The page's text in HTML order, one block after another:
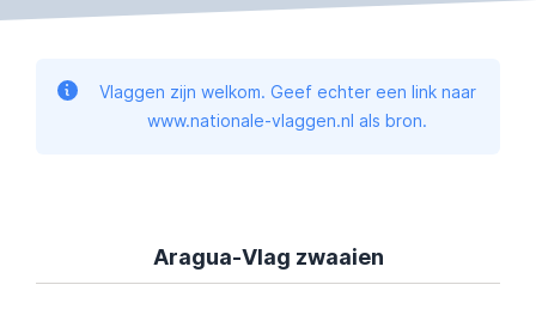
Vlaggen zijn welkom. Geef echter een link naar
www.nationale-vlaggen.nl als bron.
Aragua-Vlag zwaaien